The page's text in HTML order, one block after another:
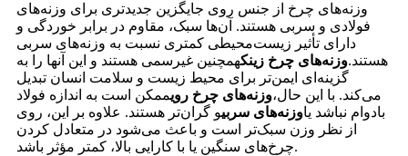
وزنه‌های چرخ از جنس روی جایگزین جدیدتری برای وزنه‌های
فولادی و سربی هستند. آن‌ها سبک، مقاوم در برابر خوردگی و
دارای تأثیر زیست‌محیطی کمتری نسبت به وزنه‌های سربی
هستند.وزنه‌های چرخ زینکهمچنین غیرسمی هستند و این آنها را به
گزینه‌ای ایمن‌تر برای محیط زیست و سلامت انسان تبدیل
می‌کند. با این حال،وزنه‌های چرخ رویممکن است به اندازه فولاد
بادوام نباشد یاوزنه‌های سربیو گران‌تر هستند. علاوه بر این، روی
از نظر وزن سبک‌تر است و باعث می‌شود در متعادل کردن
چرخ‌های سنگین یا با کارایی بالا، کمتر مؤثر باشد.